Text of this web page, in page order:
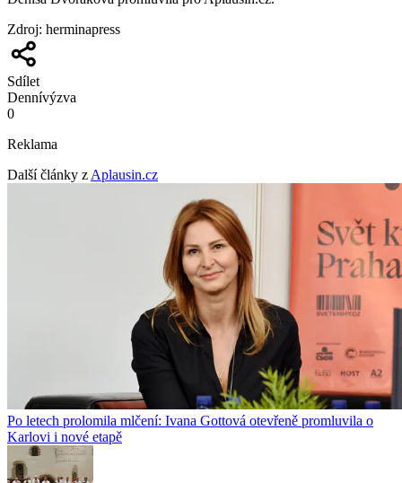
Zdroj: herminapress
Sdílet
Dennívýzva
0
Reklama
Další články z Aplausin.cz
Po letech prolomila mlčení: Ivana Gottová otevřeně promluvila o
Karlovi i nové etapě